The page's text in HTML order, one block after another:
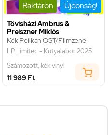
Raktáron Újdonság!
Tövisházi Ambrus &
Preiszner Miklós
Kék Pelikan OST/Filmzene
LP Limited - Kutyalabor 2025
Számozott, kék vinyl
11 989 Ft